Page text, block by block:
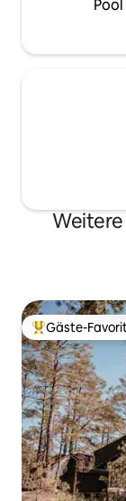
Pool
Beliebter
Gäste-